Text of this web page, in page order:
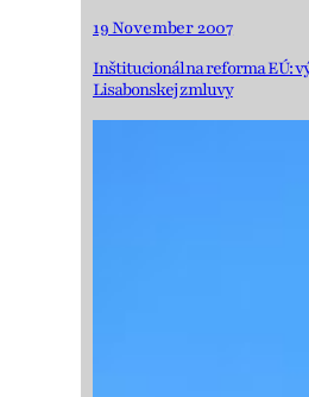
19 November 2007
Inštitucionálna reforma EÚ:
Lisabonskej zmluvy